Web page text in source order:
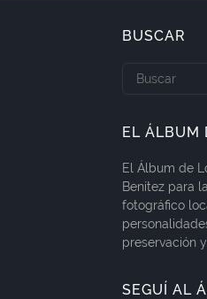
BUSCAR
EL ÁLBUM
El Álbum de
Benítez para
fotográfico
preservación
SEGUÍ AL